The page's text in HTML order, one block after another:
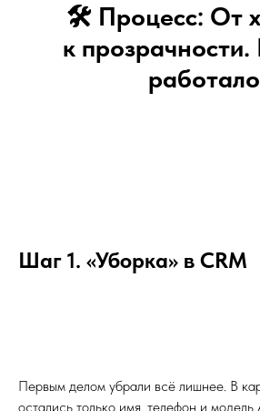
🛠 Процесс: От
к прозрачности.
работало
Шаг 1. «Уборка» в CRM
Первым делом убрали всё лишнее. В
остались только имя, телефон и